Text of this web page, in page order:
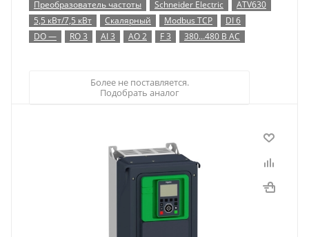
Преобразователь частоты Schneider Electric
ATV630
5,5 кВт/7,5 кВт
Скалярный Modbus TCP
DI 6
DO —
RO 3 AI 3 AO 2 F 3 380…480 В AC
Более не поставляется.
Подобрать аналог